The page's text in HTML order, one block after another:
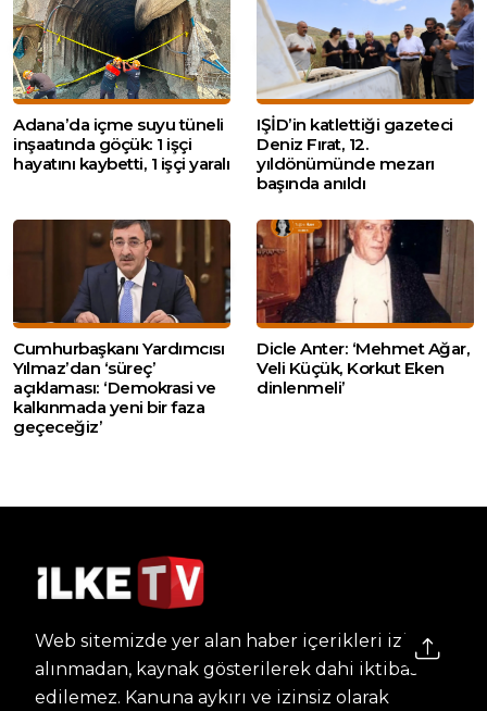
Adana’da içme suyu tüneli
inşaatında göçük: 1 işçi
hayatını kaybetti, 1 işçi yaralı
IŞİD’in katlettiği gazeteci
Deniz Fırat, 12.
yıldönümünde mezarı
başında anıldı
Cumhurbaşkanı Yardımcısı
Yılmaz’dan ‘süreç’
açıklaması: ‘Demokrasi ve
kalkınmada yeni bir faza
geçeceğiz’
Dicle Anter: ‘Mehmet Ağar,
Veli Küçük, Korkut Eken
dinlenmeli’
Web sitemizde yer alan haber içerikleri izin
alınmadan, kaynak gösterilerek dahi iktibas
edilemez. Kanuna aykırı ve izinsiz olarak